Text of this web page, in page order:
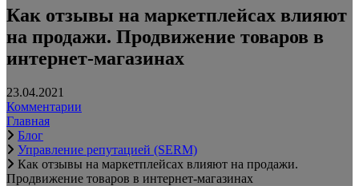
Как отзывы на маркетплейсах влияют
на продажи. Продвижение товаров в
интернет-магазинах
23.04.2021
Комментарии
Главная
Блог
Управление репутацией (SERM)
Как отзывы на маркетплейсах влияют на продажи.
Продвижение товаров в интернет-магазинах